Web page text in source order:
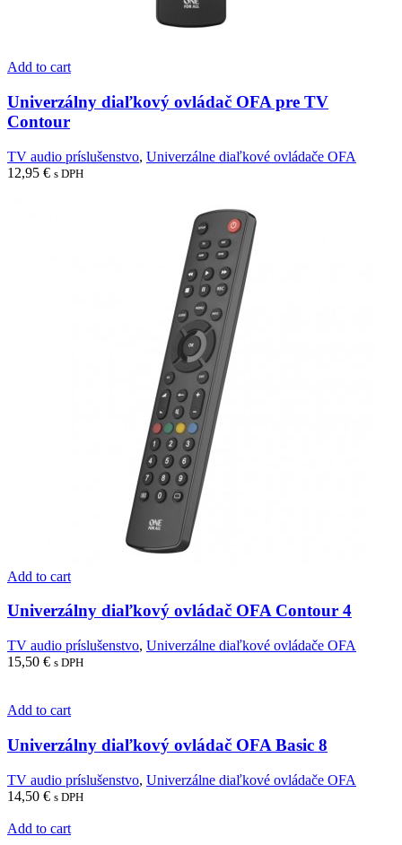
Add to cart
Univerzálny diaľkový ovládač OFA pre TV
Contour
TV audio príslušenstvo, Univerzálne diaľkové ovládače OFA
12,95 € s DPH
Add to cart
Univerzálny diaľkový ovládač OFA Contour 4
TV audio príslušenstvo, Univerzálne diaľkové ovládače OFA
15,50 € s DPH
Add to cart
Univerzálny diaľkový ovládač OFA Basic 8
TV audio príslušenstvo, Univerzálne diaľkové ovládače OFA
14,50 € s DPH
Add to cart